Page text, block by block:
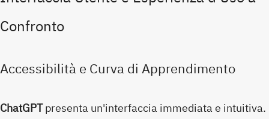
Confronto
Accessibilità e Curva di Apprendimento
ChatGPTpresenta un'interfaccia immediata e intuitiva.